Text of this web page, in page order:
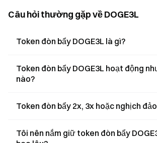
Câu hỏi thường gặp về DOGE3L
Token đòn bẩy DOGE3L là gì?
Token đòn bẩy DOGE3L hoạt động
nào?
Token đòn bẩy 2x, 3x hoặc nghịch
Tôi nên nắm giữ token đòn bẩy